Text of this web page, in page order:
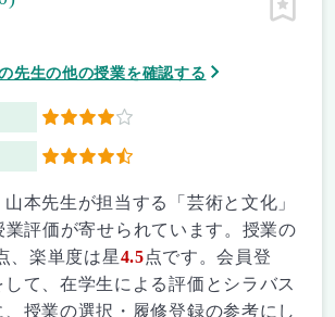
先生の他の授業を確認する
4
4.5
ピン留
山本先生が担当する「芸術と文化」
業評価が寄せられています。授業の
、楽単度は星4.5点です。会員登
て、在学生による評価とシラバス
授業の選択・履修登録の参考にし